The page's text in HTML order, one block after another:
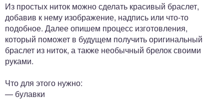
Из простых ниток можно сделать красивый браслет,
добавив к нему изображение, надпись или что-то
подобное. Далее опишем процесс изготовления,
который поможет в будущем получить оригинальный
браслет из ниток, а также необычный брелок своими
руками.
Что для этого нужно:
— булавки